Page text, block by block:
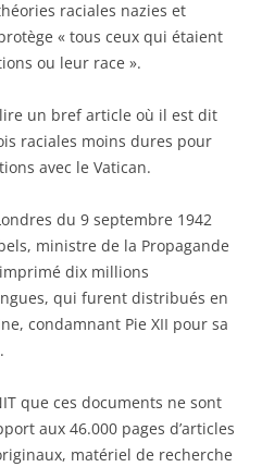
raciales nazies et
« tous ceux qui étaient
ou leur race ».
un bref article où il est dit
raciales moins dures pour
avec le Vatican.
du 9 septembre 1942
ministre de la Propagande
dix millions
qui furent distribués en
condamnant Pie XII pour sa
que ces documents ne sont
aux 46.000 pages d’articles
matériel de recherche